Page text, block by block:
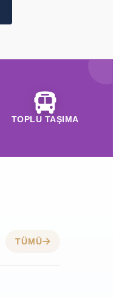
TOPLU TAŞIMA
TÜMÜ